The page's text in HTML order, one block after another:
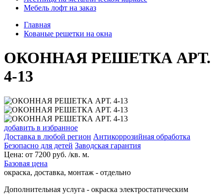
Мебель лофт на заказ
Главная
Кованые решетки на окна
ОКОННАЯ РЕШЕТКА АРТ.
4-13
добавить в избранное
Доставка в любой регион Антикоррозийная обработка
Безопасно для детей Заводская гарантия
Цена: от 7200 руб. /кв. м.
Базовая цена
окраска, доставка, монтаж - отдельно
Дополнительная услуга - окраска электростатическим